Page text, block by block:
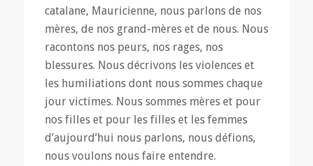
catalane, Mauricienne, nous parlons de nos
mères, de nos grand-mères et de nous. Nous
racontons nos peurs, nos rages, nos
blessures. Nous décrivons les violences et
les humiliations dont nous sommes chaque
jour victimes. Nous sommes mères et pour
nos filles et pour les filles et les femmes
d’aujourd’hui nous parlons, nous défions,
nous voulons nous faire entendre.